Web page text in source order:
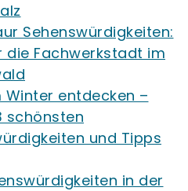
Sehenswürdigkeiten:
die Fachwerkstadt im
Winter entdecken –
schönsten
und Tipps
in der